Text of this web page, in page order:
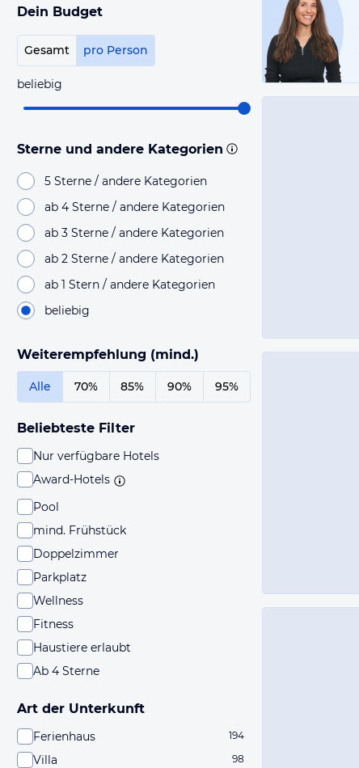
Dein Budget
Gesamt pro Person
beliebig
Sterne und andere Kategorien
5 Sterne / andere Kategorien
ab 4 Sterne / andere Kategorien
ab 3 Sterne / andere Kategorien
ab 2 Sterne / andere Kategorien
ab 1 Stern / andere Kategorien
beliebig
Weiterempfehlung (mind.)
Alle 70% 85% 90% 95%
Beliebteste Filter
Nur verfügbare Hotels
Award-Hotels
Pool
mind. Frühstück
Doppelzimmer
Parkplatz
Wellness
Fitness
Haustiere erlaubt
Ab 4 Sterne
Art der Unterkunft
Ferienhaus 194
Villa 98